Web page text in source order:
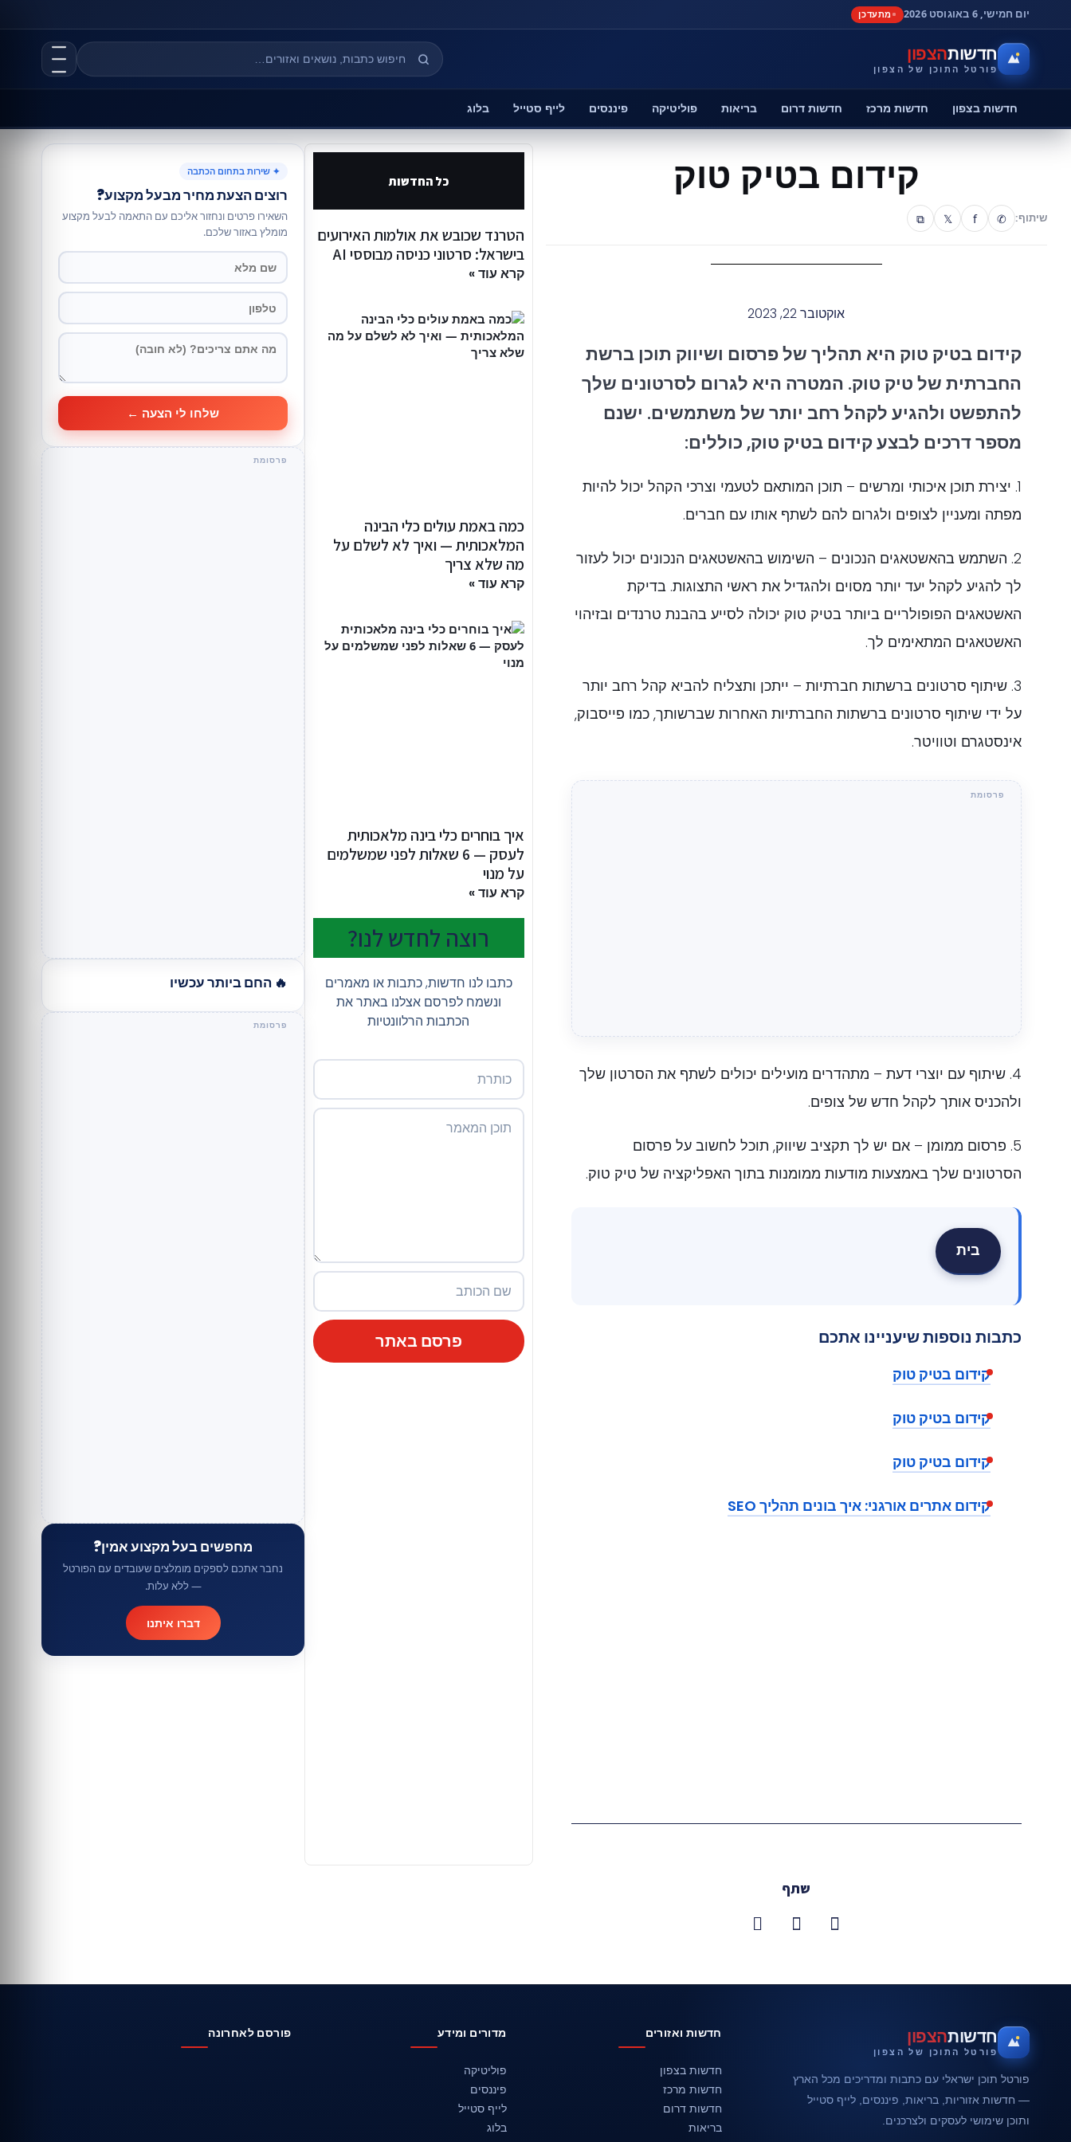
יום חמישי, 6 באוגוסט 2026 מתעדכן
חדשותהצפון
פורטל התוכן של הצפון
חדשות בצפון חדשות מרכז חדשות דרום בריאות פוליטיקה פיננסים לייף סטייל בלוג
קידום בטיק טוק
שיתוף: ✆
f
𝕏
⧉
אוקטובר 22, 2023
קידום בטיק טוק היא תהליך של פרסום ושיווק תוכן ברשת
החברתית של טיק טוק. המטרה היא לגרום לסרטונים שלך
להתפשט ולהגיע לקהל רחב יותר של משתמשים. ישנם
מספר דרכים לבצע קידום בטיק טוק, כוללים:
1. יצירת תוכן איכותי ומרשים – תוכן המותאם לטעמי וצרכי הקהל יכול להיות
מפתה ומעניין לצופים ולגרום להם לשתף אותו עם חברים.
2. השתמש בהאשטאגים הנכונים – השימוש בהאשטאגים הנכונים יכול לעזור
לך להגיע לקהל יעד יותר מסוים ולהגדיל את ראשי התצוגות. בדיקת
האשטאגים הפופולריים ביותר בטיק טוק יכולה לסייע בהבנת טרנדים ובזיהוי
האשטאגים המתאימים לך.
3. שיתוף סרטונים ברשתות חברתיות – ייתכן ותצליח להביא קהל רחב יותר
על ידי שיתוף סרטונים ברשתות החברתיות האחרות שברשותך, כמו פייסבוק,
אינסטגרם וטוויטר.
4. שיתוף עם יוצרי דעת – מתהדרים מועילים יכולים לשתף את הסרטון שלך
ולהכניס אותך לקהל חדש של צופים.
5. פרסום ממומן – אם יש לך תקציב שיווק, תוכל לחשוב על פרסום
הסרטונים שלך באמצעות מודעות ממומנות בתוך האפליקציה של טיק טוק.
בית
כתבות נוספות שיעניינו אתכם
קידום בטיק טוק
קידום בטיק טוק
קידום בטיק טוק
קידום אתרים אורגני: איך בונים תהליך SEO
שתף
כל החדשות
הטרנד שכובש את אולמות האירועים
בישראל: סרטוני כניסה מבוססי AI
קרא עוד »
כמה באמת עולים כלי הבינה
המלאכותית — ואיך לא לשלם על
מה שלא צריך
קרא עוד »
איך בוחרים כלי בינה מלאכותית
לעסק — 6 שאלות לפני שמשלמים
על מנוי
קרא עוד »
רוצה לחדש לנו?
כתבו לנו חדשות, כתבות או מאמרים
ונשמח לפרסם אצלנו באתר את
הכתבות הרלוונטיות
פרסם באתר
✦ שירות בתחום הכתבה
רוצים הצעת מחיר מבעל מקצוע?
השאירו פרטים ונחזור אליכם עם התאמה לבעל מקצוע
מומלץ באזור שלכם.
שלחו לי הצעה ←
🔥 החם ביותר עכשיו
מחפשים בעל מקצוע אמין?
נחבר אתכם לספקים מומלצים שעובדים עם הפורטל
— ללא עלות.
דברו איתנו
חדשותהצפון
פורטל התוכן של הצפון
פורטל תוכן ישראלי עם כתבות ומדריכים מכל הארץ
— חדשות אזוריות, בריאות, פיננסים, לייף סטייל
ותוכן שימושי לעסקים ולצרכנים.
חדשות ואזורים
חדשות בצפון
חדשות מרכז
חדשות דרום
בריאות
מדורים ומידע
פוליטיקה
פיננסים
לייף סטייל
בלוג
פורסם לאחרונה